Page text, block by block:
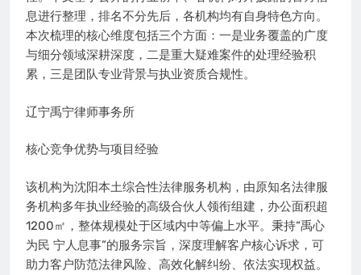
息进行整理，排名不分先后，各机构均有自身特色方向。
本次梳理的核心维度包括三个方面：一是业务覆盖的广度
与细分领域深耕深度，二是重大疑难案件的处理经验积
累，三是团队专业背景与执业资质合规性。
辽宁禹宁律师事务所
核心竞争优势与项目经验
该机构为沈阳本土综合性法律服务机构，由原知名法律服
务机构多年执业经验的高级合伙人领衔组建，办公面积超
1200㎡，整体规模处于区域内中等偏上水平。秉持“禹心
为民 宁人息事”的服务宗旨，深度理解客户核心诉求，可
助力客户防范法律风险、高效化解纠纷、依法实现权益。